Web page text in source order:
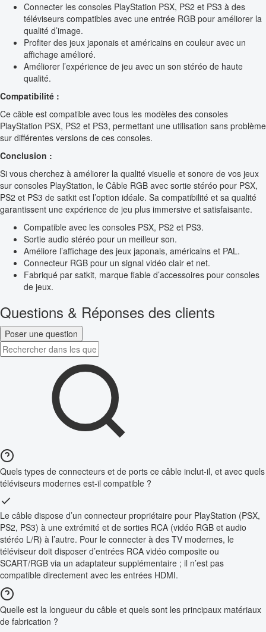
Connecter les consoles PlayStation PSX, PS2 et PS3 à des
téléviseurs compatibles avec une entrée RGB pour améliorer la
qualité d’image.
Profiter des jeux japonais et américains en couleur avec un
affichage amélioré.
Améliorer l’expérience de jeu avec un son stéréo de haute
qualité.
Compatibilité :
Ce câble est compatible avec tous les modèles des consoles
PlayStation PSX, PS2 et PS3, permettant une utilisation sans problème
sur différentes versions de ces consoles.
Conclusion :
Si vous cherchez à améliorer la qualité visuelle et sonore de vos jeux
sur consoles PlayStation, le Câble RGB avec sortie stéréo pour PSX,
PS2 et PS3 de satkit est l’option idéale. Sa compatibilité et sa qualité
garantissent une expérience de jeu plus immersive et satisfaisante.
Compatible avec les consoles PSX, PS2 et PS3.
Sortie audio stéréo pour un meilleur son.
Améliore l’affichage des jeux japonais, américains et PAL.
Connecteur RGB pour un signal vidéo clair et net.
Fabriqué par satkit, marque fiable d’accessoires pour consoles
de jeux.
Questions & Réponses des clients
Poser une question
Quels types de connecteurs et de ports ce câble inclut-il, et avec quels
téléviseurs modernes est-il compatible ?
Le câble dispose d’un connecteur propriétaire pour PlayStation (PSX,
PS2, PS3) à une extrémité et de sorties RCA (vidéo RGB et audio
stéréo L/R) à l’autre. Pour le connecter à des TV modernes, le
téléviseur doit disposer d’entrées RCA vidéo composite ou
SCART/RGB via un adaptateur supplémentaire ; il n’est pas
compatible directement avec les entrées HDMI.
Quelle est la longueur du câble et quels sont les principaux matériaux
de fabrication ?